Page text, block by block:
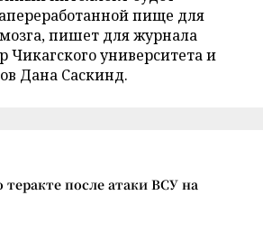
пище для
пишет для журнала
Чикагского университета и
Дана Саскинд.
теракте после атаки ВСУ на